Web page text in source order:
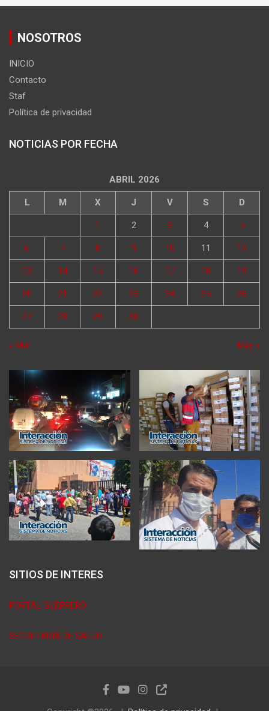
NOSOTROS
INICIO
Contacto
Staf
Política de privacidad
NOTICIAS POR FECHA
ABRIL 2026
L M X J V S D
1 2 3 4 5
6 7 8 9 10 11 12
13 14 15 16 17 18 19
20 21 22 23 24 25 26
27 28 29 30
« Mar May »
SITIOS DE INTERES
PORTAL GUERRERO
SECRETARÍA DE SALUD